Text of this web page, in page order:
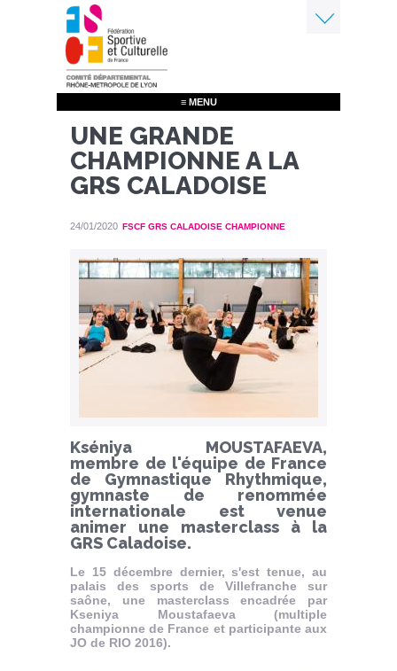
Aller
au
contenu
principal
≡ MENU
UNE GRANDE
CHAMPIONNE A LA
GRS CALADOISE
24/01/2020 FSCF GRS CALADOISE CHAMPIONNE
Kséniya MOUSTAFAEVA,
membre de l'équipe de France
de Gymnastique Rhythmique,
gymnaste de renommée
internationale est venue
animer une masterclass à la
GRS Caladoise.
Le 15 décembre dernier, s'est tenue, au
palais des sports de Villefranche sur
saône, une masterclass encadrée par
Kseniya Moustafaeva (multiple
championne de France et participante aux
JO de RIO 2016).